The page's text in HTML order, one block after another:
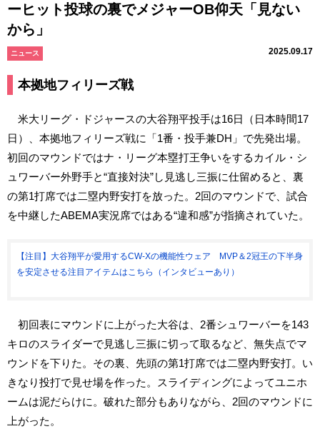
ーヒット投球の裏でメジャーOB仰天「見ない
から」
ニュース 2025.09.17
本拠地フィリーズ戦
米大リーグ・ドジャースの大谷翔平投手は16日（日本時間17
日）、本拠地フィリーズ戦に「1番・投手兼DH」で先発出場。
初回のマウンドではナ・リーグ本塁打王争いをするカイル・シ
ュワーバー外野手と“直接対決”し見逃し三振に仕留めると、裏
の第1打席では二塁内野安打を放った。2回のマウンドで、試合
を中継したABEMA実況席ではある“違和感”が指摘されていた。
【注目】大谷翔平が愛用するCW-Xの機能性ウェア MVP＆2冠王の下半身
を安定させる注目アイテムはこちら（インタビューあり）
初回表にマウンドに上がった大谷は、2番シュワーバーを143
キロのスライダーで見逃し三振に切って取るなど、無失点でマ
ウンドを下りた。その裏、先頭の第1打席では二塁内野安打。い
きなり投打で見せ場を作った。スライディングによってユニホ
ームは泥だらけに。破れた部分もありながら、2回のマウンドに
上がった。